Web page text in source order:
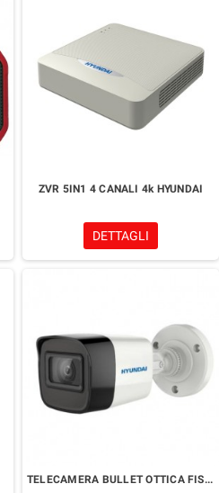
ZVR 5IN1 4 CANALI 4k HYUNDAI
DETTAGLI
TELECAMERA BULLET OTTICA FISSA 2 MPx